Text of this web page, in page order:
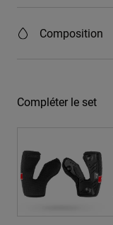
Composition
Compléter le set